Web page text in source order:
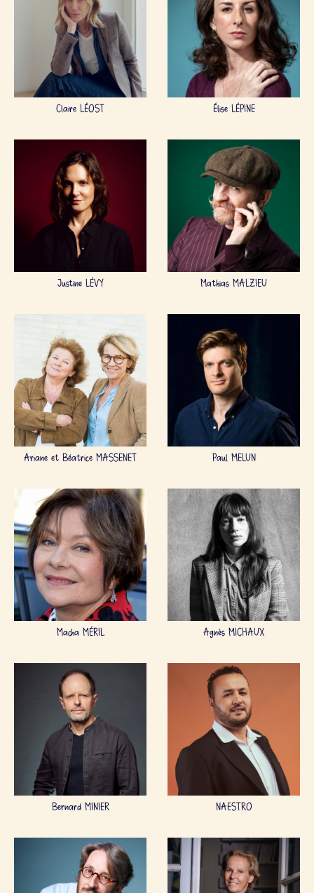
Claire LÉOST Élise LÉPINE
Justine LÉVY Mathias MALZIEU
Ariane et Béatrice MASSENET Paul MELUN
Macha MÉRIL Agnès MICHAUX
Bernard MINIER NAESTRO